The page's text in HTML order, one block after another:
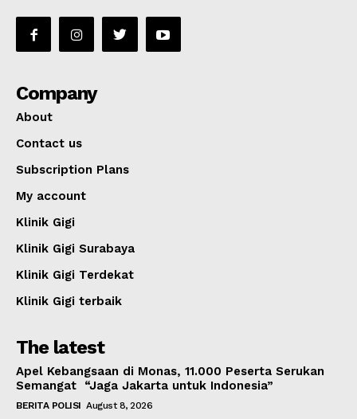
Company
About
Contact us
Subscription Plans
My account
Klinik Gigi
Klinik Gigi Surabaya
Klinik Gigi Terdekat
Klinik Gigi terbaik
The latest
Apel Kebangsaan di Monas, 11.000 Peserta Serukan
Semangat “Jaga Jakarta untuk Indonesia”
BERITA POLISI August 8, 2026